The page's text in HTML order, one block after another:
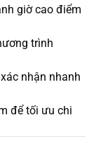
giờ cao điểm
trình
nhận nhanh
để tối ưu chi